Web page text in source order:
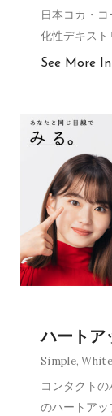
日本コカ・
化性デキスト
See More
ハートア
Simple,White
コンタクト
のハートア